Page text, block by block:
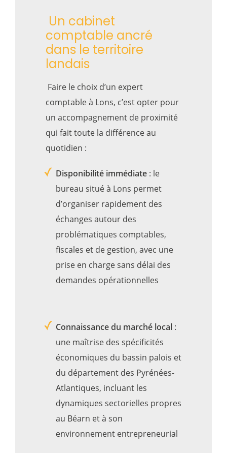
Un cabinet
comptable ancré
dans le territoire
landais
Faire le choix d’un expert
comptable à Lons, c’est opter pour
un accompagnement de proximité
qui fait toute la différence au
quotidien :
Disponibilité immédiate : le
bureau situé à Lons permet
d’organiser rapidement des
échanges autour des
problématiques comptables,
fiscales et de gestion, avec une
prise en charge sans délai des
demandes opérationnelles
Connaissance du marché local :
une maîtrise des spécificités
économiques du bassin palois et
du département des Pyrénées-
Atlantiques, incluant les
dynamiques sectorielles propres
au Béarn et à son
environnement entrepreneurial